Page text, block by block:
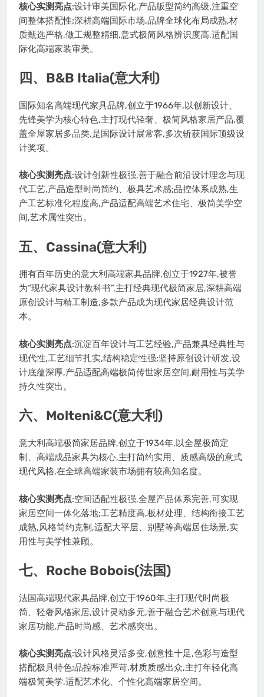
核心实测亮点:设计审美国际化,产品版型简约高级,注重空
间整体搭配性;深耕高端国际市场,品牌全球化布局成熟,材
质甄选严格,做工规整精细,意式极简风格辨识度高,适配国
际化高端家装审美。
四、B&B Italia(意大利)
国际知名高端现代家具品牌,创立于1966年,以创新设计、
先锋美学为核心特色,主打现代轻奢、极简风格家居产品,覆
盖全屋家居多品类,是国际设计展常客,多次斩获国际顶级设
计奖项。
核心实测亮点:设计创新性极强,善于融合前沿设计理念与现
代工艺,产品造型时尚简约、极具艺术感;品控体系成熟,生
产工艺标准化程度高,产品适配高端艺术住宅、极简美学空
间,艺术属性突出。
五、Cassina(意大利)
拥有百年历史的意大利高端家具品牌,创立于1927年,被誉
为“现代家具设计教科书”,主打经典现代极简家居,深耕高端
原创设计与精工制造,多款产品成为现代家居经典设计范
本。
核心实测亮点:沉淀百年设计与工艺经验,产品兼具经典性与
现代性,工艺细节扎实,结构稳定性强;坚持原创设计研发,设
计底蕴深厚,产品适配高端极简传世家居空间,耐用性与美学
持久性突出。
六、Molteni&C(意大利)
意大利高端极简家居品牌,创立于1934年,以全屋极简定
制、高端成品家具为核心,主打简约实用、质感高级的意式
现代风格,在全球高端家装市场拥有较高知名度。
核心实测亮点:空间适配性极强,全屋产品体系完善,可实现
家居空间一体化落地;工艺精度高,板材处理、结构衔接工艺
成熟,风格简约克制,适配大平层、别墅等高端居住场景,实
用性与美学性兼顾。
七、Roche Bobois(法国)
法国高端现代家具品牌,创立于1960年,主打现代时尚极
简、轻奢风格家居,设计灵动多元,善于融合艺术创意与现代
家居功能,产品时尚感、艺术感突出。
核心实测亮点:设计风格灵活多变,创意性十足,色彩与造型
搭配极具特色;品控标准严苛,材质质感出众,主打年轻化高
端极简美学,适配艺术化、个性化高端家居空间。